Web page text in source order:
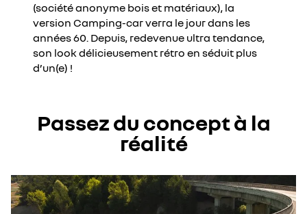
(société anonyme bois et matériaux), la
version Camping-car verra le jour dans les
années 60. Depuis, redevenue ultra tendance,
son look délicieusement rétro en séduit plus
d’un(e) !
Passez du concept à la
réalité